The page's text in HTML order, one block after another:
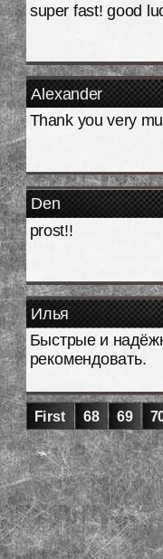
super fast! good
Alexander
Thank you very
Den
prost!!
Илья
Быстрые и
рекомендовать.
First 68 69